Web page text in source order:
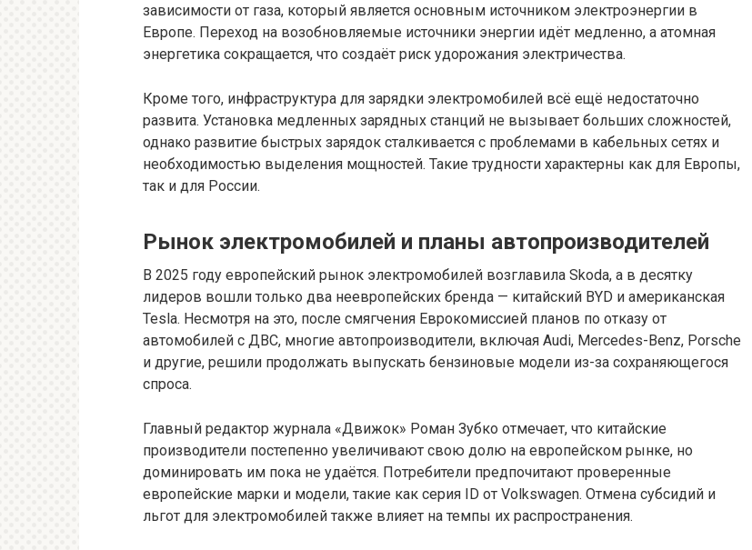
зависимости от газа, который является основным источником электроэнергии в
Европе. Переход на возобновляемые источники энергии идёт медленно, а атомная
энергетика сокращается, что создаёт риск удорожания электричества.
Кроме того, инфраструктура для зарядки электромобилей всё ещё недостаточно
развита. Установка медленных зарядных станций не вызывает больших сложностей,
однако развитие быстрых зарядок сталкивается с проблемами в кабельных сетях и
необходимостью выделения мощностей. Такие трудности характерны как для Европы,
так и для России.
Рынок электромобилей и планы автопроизводителей
В 2025 году европейский рынок электромобилей возглавила Skoda, а в десятку
лидеров вошли только два неевропейских бренда — китайский BYD и американская
Tesla. Несмотря на это, после смягчения Еврокомиссией планов по отказу от
автомобилей с ДВС, многие автопроизводители, включая Audi, Mercedes-Benz, Porsche
и другие, решили продолжать выпускать бензиновые модели из-за сохраняющегося
спроса.
Главный редактор журнала «Движок» Роман Зубко отмечает, что китайские
производители постепенно увеличивают свою долю на европейском рынке, но
доминировать им пока не удаётся. Потребители предпочитают проверенные
европейские марки и модели, такие как серия ID от Volkswagen. Отмена субсидий и
льгот для электромобилей также влияет на темпы их распространения.